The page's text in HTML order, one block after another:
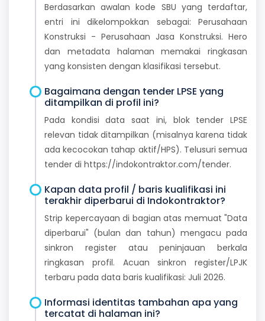
Berdasarkan awalan kode SBU yang terdaftar,
entri ini dikelompokkan sebagai: Perusahaan
Konstruksi - Perusahaan Jasa Konstruksi. Hero
dan metadata halaman memakai ringkasan
yang konsisten dengan klasifikasi tersebut.
Bagaimana dengan tender LPSE yang
ditampilkan di profil ini?
Pada kondisi data saat ini, blok tender LPSE
relevan tidak ditampilkan (misalnya karena tidak
ada kecocokan tahap aktif/HPS). Telusuri semua
tender di https://indokontraktor.com/tender.
Kapan data profil / baris kualifikasi ini
terakhir diperbarui di Indokontraktor?
Strip kepercayaan di bagian atas memuat "Data
diperbarui" (bulan dan tahun) mengacu pada
sinkron register atau peninjauan berkala
ringkasan profil. Acuan sinkron register/LPJK
terbaru pada data baris kualifikasi: Juli 2026.
Informasi identitas tambahan apa yang
tercatat di halaman ini?